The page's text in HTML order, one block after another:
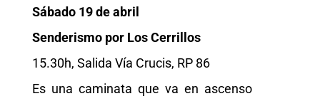
Sábado 19 de abril
Senderismo por Los Cerrillos
15.30h, Salida Vía Crucis, RP 86
Es una caminata que va en ascenso